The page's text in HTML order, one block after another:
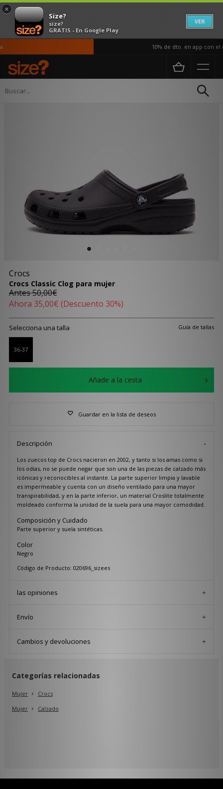
×
Size?
size?
GRATIS - En Google Play
VER
10% de dto. en app con el
Página principal
Crocs
Crocs Classic Clog para mujer
Antes50,00€
Ahora 35,00€ (Descuento 30%)
Guía de tallas
Selecciona una talla
36-37
Añade a la cesta
Guardar en la lista de deseos
Descripción
Los zuecos top de Crocs nacieron en 2002, y tanto si los amas como si
los odias, no se puede negar que son una de las piezas de calzado más
icónicas y reconocibles al instante. La parte superior limpia y lavable
es impermeable y cuenta con un diseño ventilado para una mayor
transpirabilidad, y en la parte inferior, un material Croslite totalmente
moldeado conforma la unidad de la suela para una mayor comodidad.
Composición y Cuidado
Parte superior y suela sintéticas.
Color
Negro
Código de Producto: 020696_sizees
las opiniones
Envío
Cambios y devoluciones
Categorías relacionadas
Mujer
Crocs
Mujer
Calzado